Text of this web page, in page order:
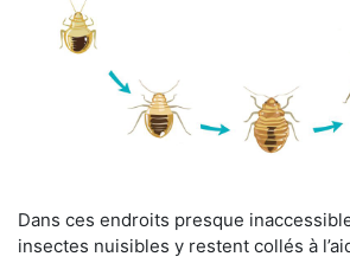
Dans ces endroits presque
insectes nuisibles y restent collés à